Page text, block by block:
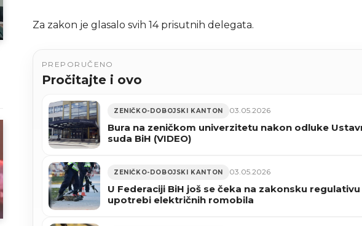
Za zakon je glasalo svih 14 prisutnih delegata.
PREPORUČENO
Pročitajte i ovo
ZENIČKO-DOBOJSKI KANTON 03.05.2026
Bura na zeničkom univerzitetu nakon odluke
suda BiH (VIDEO)
ZENIČKO-DOBOJSKI KANTON 03.05.2026
U Federaciji BiH još se čeka na zakonsku regulativu
upotrebi električnih romobila